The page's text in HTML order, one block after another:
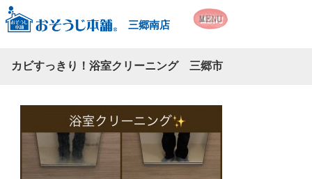
三郷南店
カビすっきり！浴室クリーニング 三郷市